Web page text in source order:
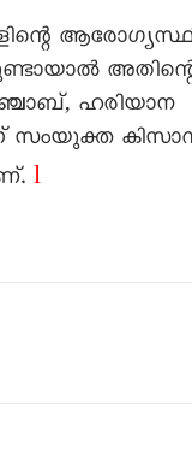
അതിന്റെ
ഹരിയാന
സംയുക്ത
l